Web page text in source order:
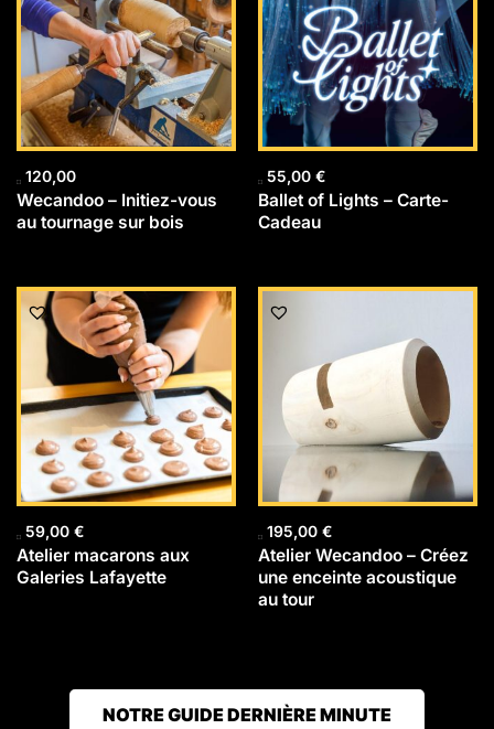
120,00
Wecandoo – Initiez-vous
au tournage sur bois
55,00 €
Ballet of Lights – Carte-
Cadeau
59,00 €
Atelier macarons aux
Galeries Lafayette
195,00 €
Atelier Wecandoo – Créez
une enceinte acoustique
au tour
NOTRE GUIDE DERNIÈRE MINUTE